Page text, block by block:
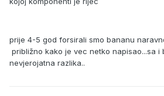
prije 4-5 god forsirali smo bananu
približno kako je vec netko napisao...sa
nevjerojatna razlika..